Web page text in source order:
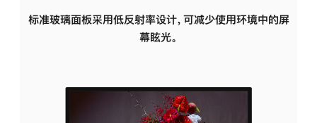
标准玻璃面板采用低反射率设计，可减少使用环境中的屏
幕眩光。